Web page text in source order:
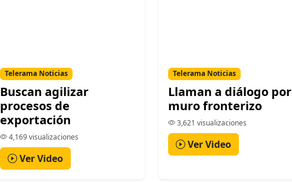
Telerama Noticias
Buscan agilizar
procesos de
exportación
4,169 visualizaciones
Ver Video
Telerama Noticias
Llaman a diálogo por
muro fronterizo
3,621 visualizaciones
Ver Video